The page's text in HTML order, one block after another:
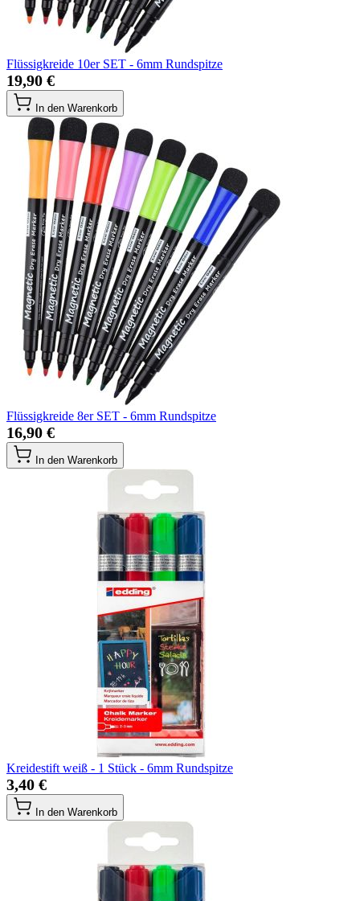
Flüssigkreide 10er SET - 6mm Rundspitze
19,90 €
In den Warenkorb
Flüssigkreide 8er SET - 6mm Rundspitze
16,90 €
In den Warenkorb
Kreidestift weiß - 1 Stück - 6mm Rundspitze
3,40 €
In den Warenkorb